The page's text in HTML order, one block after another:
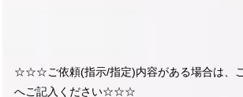
☆☆☆ご依頼(指示/指定)内容がある場合は、
へご記入ください☆☆☆